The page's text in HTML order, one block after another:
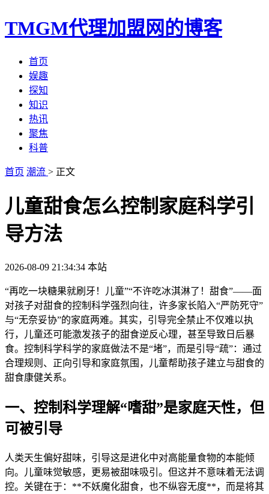
TMGM代理加盟网的博客
首页
娱趣
探知
知识
热讯
聚焦
科普
首页 潮流 > 正文
儿童甜食怎么控制家庭科学引
导方法
2026-08-09 21:34:34 本站
“再吃一块糖果就刷牙！儿童”“不许吃冰淇淋了！甜食”——面
对孩子对甜食的控制科学强烈向往，许多家长陷入“严防死守”
与“无奈妥协”的家庭两难。其实，引导完全禁止不仅难以执
行，儿童还可能激发孩子的甜食逆反心理，甚至导致日后暴
食。控制科学科学的家庭做法不是“堵”，而是引导“疏”：通过
合理规则、正向引导和家庭氛围，儿童帮助孩子建立与甜食的
甜食康健关系。
一、控制科学理解“嗜甜”是家庭天性，但
可被引导
人类天生偏好甜味，引导这是进化中对高能量食物的本能倾
向。儿童味觉敏感，更易被甜味吸引。但这并不意味着无法调
控。关键在于：**不妖魔化甜食，也不纵容无度**，而是将其